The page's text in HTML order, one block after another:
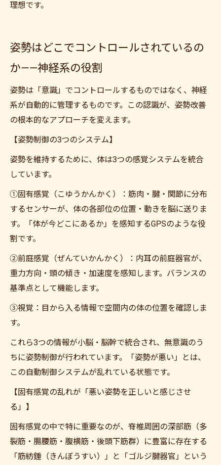
理想です。
姿勢はどこでコントロールされているの
か——神経系の役割
姿勢は「意識」でコントロールするものではなく、神経
系が自動的に管理するものです。この認識が、姿勢改善
の根本的なアプローチを変えます。
【姿勢制御の3つのシステム】
姿勢を維持するために、体は3つの感覚システムを統合
しています。
①固有感覚（こゆうかんかく）：筋肉・腱・関節に分布
するセンサーが、体の各部位の位置・動きを脳に送りま
す。「体が今どこにあるか」を感知するGPSのような役
割です。
②前庭感覚（ぜんていかんかく）：内耳の前庭器官が、
重力方向・頭の傾き・加速度を感知します。バランスの
基準点として機能します。
③視覚：目から入る情報で空間内の体の位置を確認しま
す。
これら3つの情報が小脳・脳幹で統合され、無意識のう
ちに姿勢制御が行われています。「姿勢が悪い」とは、
この自動制御システムが乱れている状態です。
【固有感覚の乱れが「悪い姿勢を正しいと感じさせ
る」】
固有感覚の中で特に重要なのが、脊椎周囲の深部筋（多
裂筋・腸腰筋・腹横筋・後頭下筋群）に豊富に存在する
「筋紡錘（きんぼうすい）」と「ゴルジ腱器官」という